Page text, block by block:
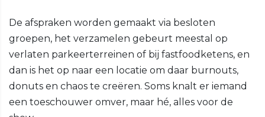
De afspraken worden gemaakt via besloten
groepen, het verzamelen gebeurt meestal op
verlaten parkeerterreinen of bij fastfoodketens, en
dan is het op naar een locatie om daar burnouts,
donuts en chaos te creëren. Soms knalt er iemand
een toeschouwer omver, maar hé, alles voor de